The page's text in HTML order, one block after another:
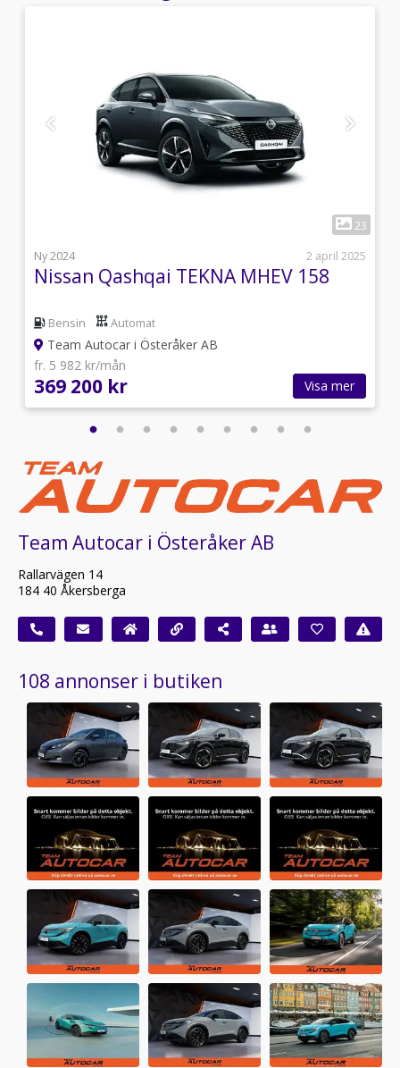
23
Ny 2024
2 april 2025
Nissan Qashqai TEKNA MHEV 158
Bensin Automat
Team Autocar i Österåker AB
fr. 5 982 kr/mån
369 200 kr Visa mer
Team Autocar i Österåker AB
Rallarvägen 14
184 40 Åkersberga
108 annonser i butiken